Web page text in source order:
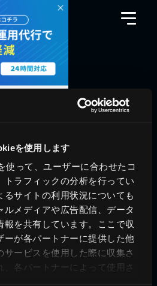
を使用します
使って、ユーザーに合わせたコ
トラフィックの分析を行ってい
るサイトの利用状況についても
メディアや広告配信、データ
を共有しています。ここで収
ーが各パートナーに提供した他
ービスを使用した際に収集さ
各パートナーによって使用さ
資料請求
問い合わせ
運営会社
プライバシーポリシー
サイトポリシー
© JIG-SAW INC.